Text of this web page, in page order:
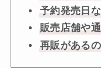
予約発売日
販売店舗や
再販がある